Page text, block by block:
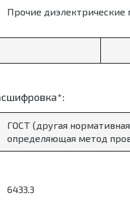
Прочие диэлектрические
ГОСТ (другая
определяющая метод
6433.3